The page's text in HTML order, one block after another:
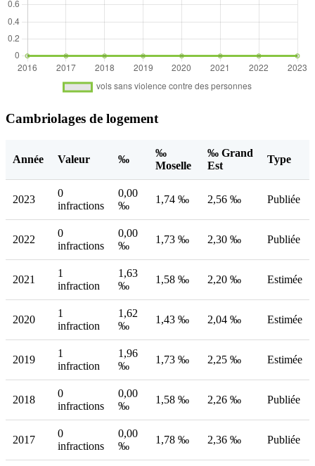
Cambriolages de logement
Année Valeur ‰
‰
Moselle
‰ Grand
Est
Type
2023
0
infractions
0,00
‰
1,74 ‰ 2,56 ‰ Publiée
2022
0
infractions
0,00
‰
1,73 ‰ 2,30 ‰ Publiée
2021
1
infraction
1,63
‰
1,58 ‰ 2,20 ‰ Estimée
2020
1
infraction
1,62
‰
1,43 ‰ 2,04 ‰ Estimée
2019
1
infraction
1,96
‰
1,73 ‰ 2,25 ‰ Estimée
2018
0
infractions
0,00
‰
1,58 ‰ 2,26 ‰ Publiée
2017
0
infractions
0,00
‰
1,78 ‰ 2,36 ‰ Publiée